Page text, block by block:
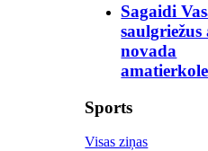
Sagaidi
novada
Sports
Visas ziņas